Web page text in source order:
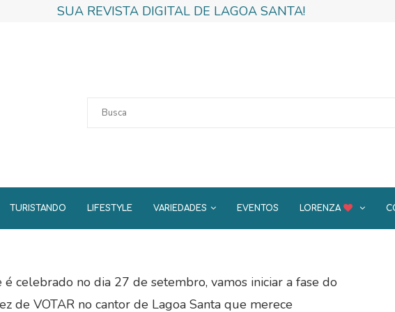
SUA REVISTA DIGITAL DE LAGOA SANTA!
TURISTANDO LIFESTYLE VARIEDADES EVENTOS LORENZA
celebrado no dia 27 de setembro, vamos iniciar a fase do
de VOTAR no cantor de Lagoa Santa que merece